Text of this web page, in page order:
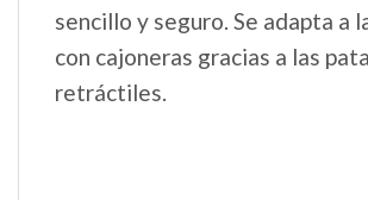
sencillo y seguro. Se adapta a
con cajoneras gracias a las
retráctiles.